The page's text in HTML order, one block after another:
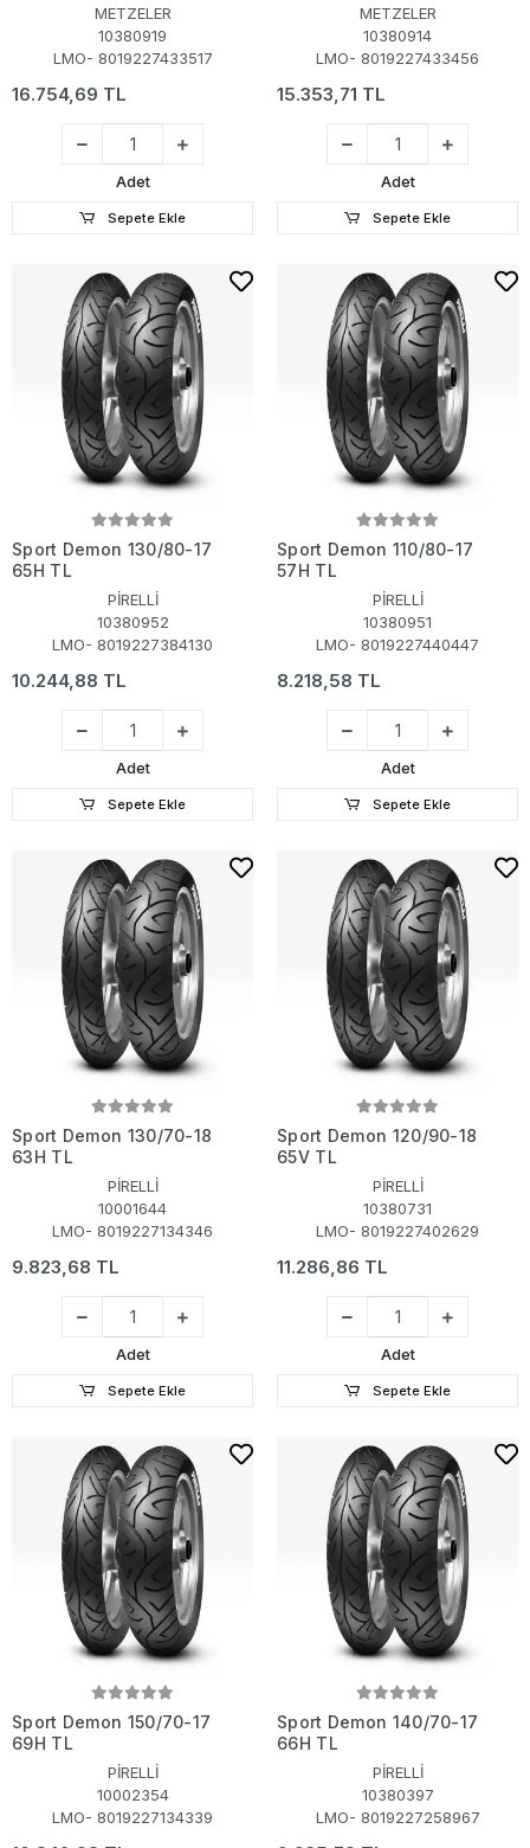
METZELER
10380919
LMO- 8019227433517
16.754,69 TL
Adet
Sepete Ekle
METZELER
10380914
LMO- 8019227433456
15.353,71 TL
Adet
Sepete Ekle
Sport Demon 130/80-17
65H TL
PİRELLİ
10380952
LMO- 8019227384130
10.244,88 TL
Adet
Sepete Ekle
Sport Demon 110/80-17
57H TL
PİRELLİ
10380951
LMO- 8019227440447
8.218,58 TL
Adet
Sepete Ekle
Sport Demon 130/70-18
63H TL
PİRELLİ
10001644
LMO- 8019227134346
9.823,68 TL
Adet
Sepete Ekle
Sport Demon 120/90-18
65V TL
PİRELLİ
10380731
LMO- 8019227402629
11.286,86 TL
Adet
Sepete Ekle
Sport Demon 150/70-17
69H TL
PİRELLİ
10002354
LMO- 8019227134339
Sport Demon 140/70-17
66H TL
PİRELLİ
10380397
LMO- 8019227258967